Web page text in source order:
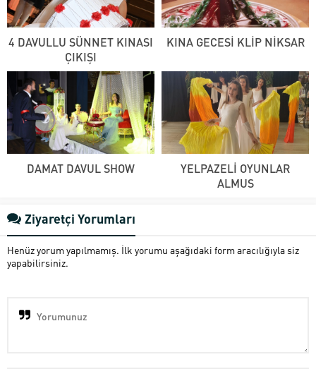
4 DAVULLU SÜNNET KINASI
ÇIKIŞI
KINA GECESİ KLİP NİKSAR
DAMAT DAVUL SHOW
YELPAZELİ OYUNLAR
ALMUS
Ziyaretçi Yorumları
Henüz yorum yapılmamış. İlk yorumu aşağıdaki form aracılığıyla siz
yapabilirsiniz.